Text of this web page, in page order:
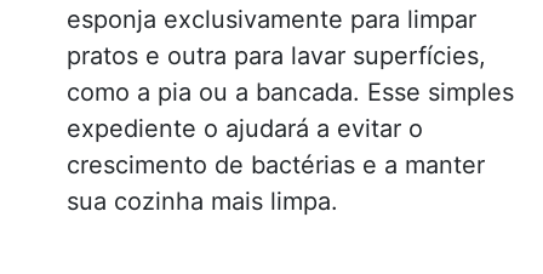
esponja exclusivamente para limpar
pratos e outra para lavar superfícies,
como a pia ou a bancada. Esse simples
expediente o ajudará a evitar o
crescimento de bactérias e a manter
sua cozinha mais limpa.